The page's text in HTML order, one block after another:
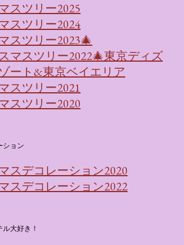
スツリー2025
スツリー2024
スツリー2023🎄
マスツリー2022🎄東京ディズ
ート&東京ベイエリア
スツリー2021
スツリー2020
ション
スデコレーション2020
スデコレーション2022
大好き！